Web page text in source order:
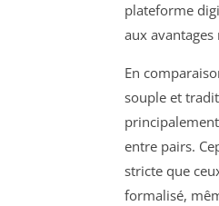
plateforme
aux avantages
En
souple et
entre pairs.
stricte que
formalisé,